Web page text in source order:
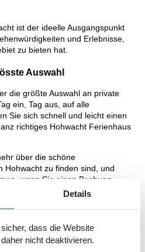
ist der ideelle Ausgangspunkt
und Erlebnisse,
zu bieten hat.
Auswahl
die größte Auswahl an private
ein, Tag aus, auf alle
Sie sich schnell und leicht einen
richtiges Hohwacht Ferienhaus
über die schöne
Hohwacht zu finden sind, und
wenn Sie einen Buchung
bei Vacasol machen.
im schönen Schleswig-
ein absolutes Muss. An
Details
dass die Website
nicht deaktivieren.